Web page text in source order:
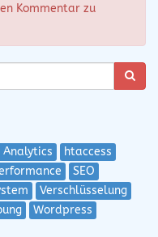
Kommentar zu
Analytics
htaccess
SEO
Verschlüsselung
Wordpress